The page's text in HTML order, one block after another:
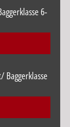
6-
Baggerklasse